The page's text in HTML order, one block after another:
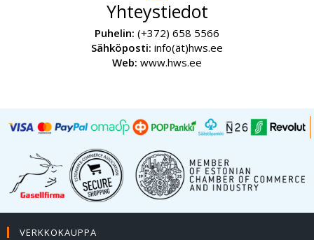
Yhteystiedot
Puhelin: (+372) 658 5566
Sähköposti: info(ät)hws.ee
Web: www.hws.ee
VERKKOKAUPPA